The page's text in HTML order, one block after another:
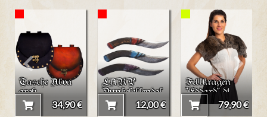
Tasche Alva
groß
34,90 €
LARP
Dunkelelfendol
ch
12,00 €
Fellkragen
"Eddard" dt.
Riese,
eisengrau
79,90 €